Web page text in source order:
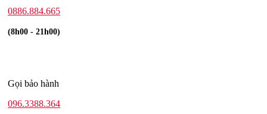
0886.884.665
(8h00 - 21h00)
Gọi bảo hành
096.3388.364